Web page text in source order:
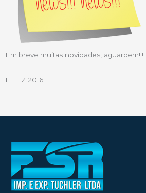
Em breve muitas novidades, aguardem!!!
FELIZ 2016!